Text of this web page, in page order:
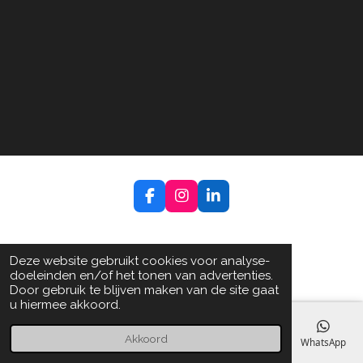
Deze website gebruikt cookies voor analyse-
doeleinden en/of het tonen van advertenties.
Door gebruik te blijven maken van de site gaat
u hiermee akkoord.
Akkoord
F
a
e
b
o
o
I
n
t
a
g
r
L
i
k
e
d
I
Telefoonnummer WhatsApp